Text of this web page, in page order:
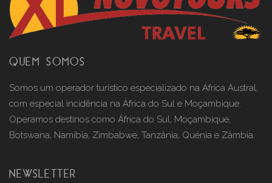
QUEM SOMOS
Somos um operador turístico especializado na África Austral,
com especial incidência na África do Sul e Moçambique.
Operamos destinos como África do Sul, Moçambique,
Botswana, Namíbia, Zimbabwe, Tanzânia, Quénia e Zâmbia.
NEWSLETTER